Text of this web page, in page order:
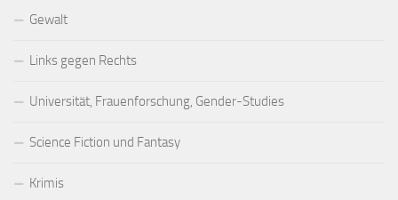
Gewalt
Links gegen Rechts
Universität, Frauenforschung, Gender-Studies
Science Fiction und Fantasy
Krimis